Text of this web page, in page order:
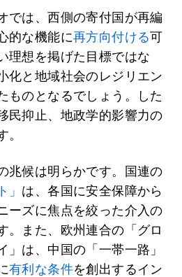
では、西側の寄付国が再編
的な機能に再方向付ける可
理想を掲げた目標ではな
化と地域社会のレジリエン
ものとなるでしょう。した
民抑止、地政学的影響力の
兆候は明らかです。国連の
」 は、各国に安全保障から
ーズに焦点を絞った介入の
。また、欧州連合の「グロ
」は、中国の「一帯一路」
有利な条件を創出するイン